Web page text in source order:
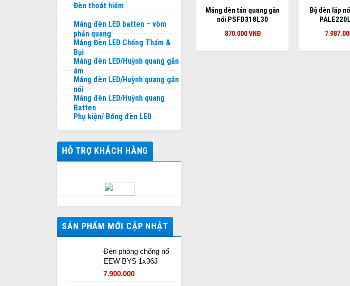
Đèn thoát hiểm
Máng đèn LED batten – vòm
phản quang
Máng Đèn LED Chống Thấm &
Bụi
Máng đèn LED/Huỳnh quang gắn
âm
Máng đèn LED/Huỳnh quang gắn
nổi
Máng đèn LED/Huỳnh quang
Batten
Phụ kiện/ Bóng đèn LED
HỖ TRỢ KHÁCH HÀNG
SẢN PHẨM MỚI CẬP NHẬT
Đèn phòng chống nổ
EEW BYS 1x36J
7.900.000
Máng đèn tán quang gắn
nổi PSFD318L30
870.000VNĐ
Bộ đèn lắp